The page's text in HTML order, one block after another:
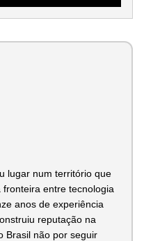
lugar num território que
entre tecnologia
anos de experiência
reputação na
Brasil não por seguir